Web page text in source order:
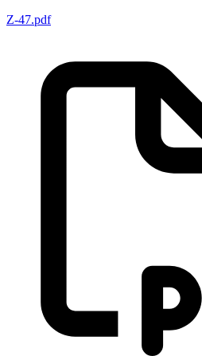
Z-47.pdf